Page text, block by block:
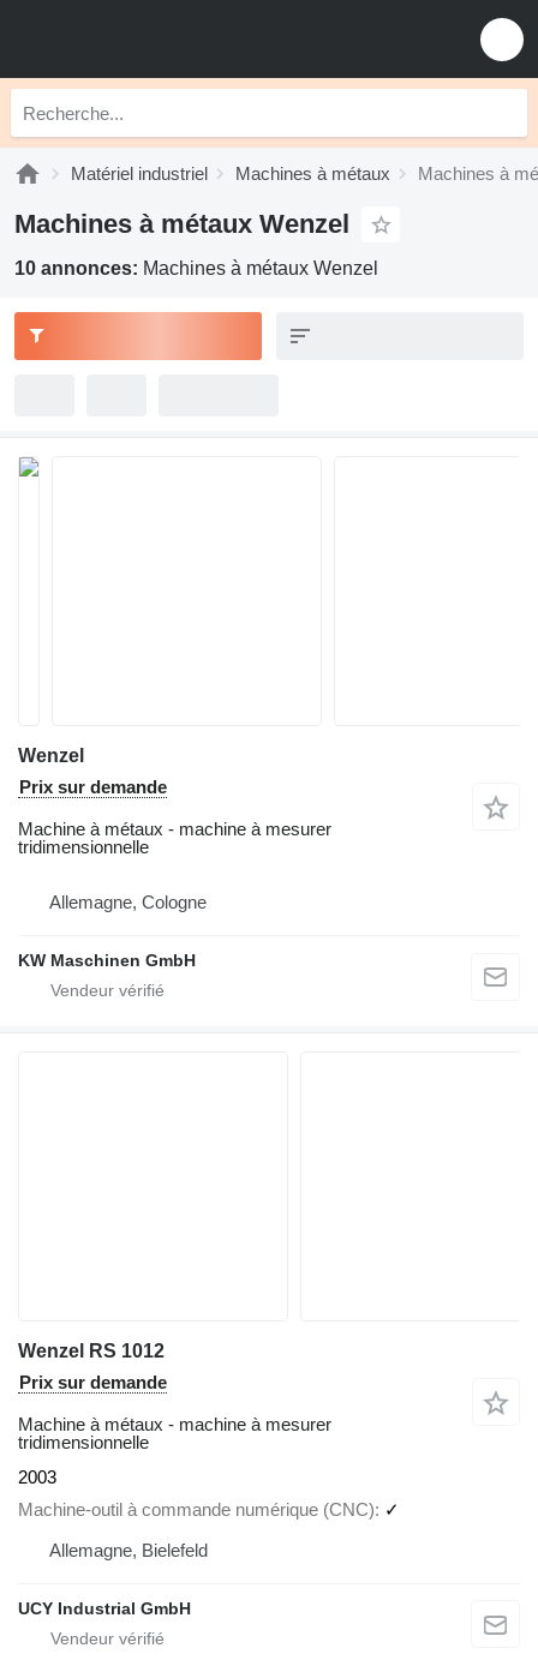
Matériel industriel Machines à métaux Machines à
Machines à métaux Wenzel
10 annonces: Machines à métaux Wenzel
Wenzel
Prix sur demande
Machine à métaux - machine à mesurer
tridimensionnelle
Allemagne, Cologne
KW Maschinen GmbH
Wenzel RS 1012
Prix sur demande
Machine à métaux - machine à mesurer
tridimensionnelle
2003
Machine-outil à commande numérique (CNC)
✓
Allemagne, Bielefeld
UCY Industrial GmbH